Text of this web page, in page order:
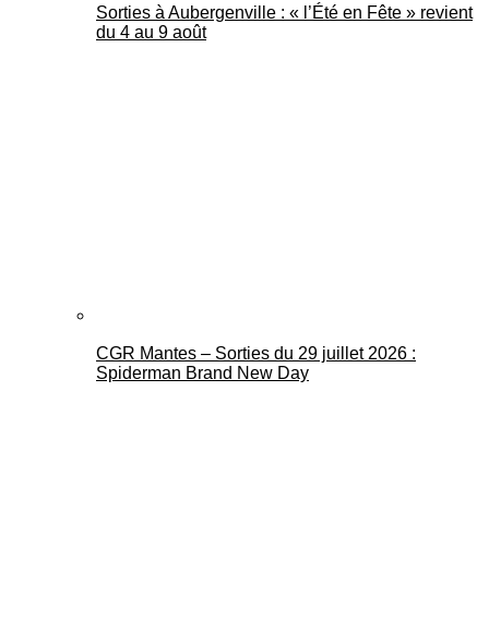
Sorties à Aubergenville : « l’Été en Fête » revient
du 4 au 9 août
CGR Mantes – Sorties du 29 juillet 2026 :
Spiderman Brand New Day